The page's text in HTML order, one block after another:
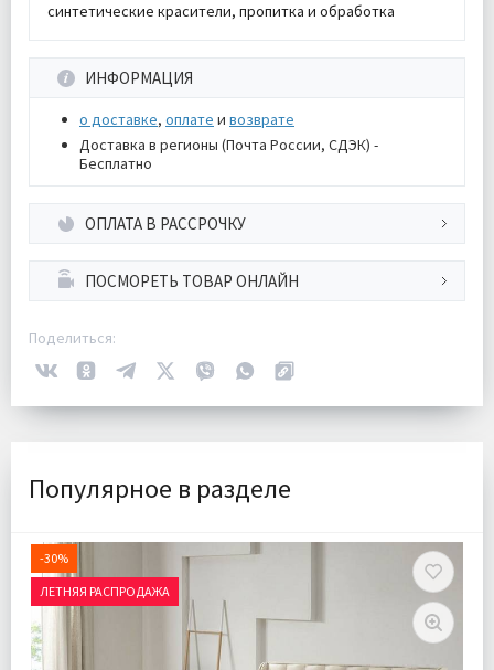
синтетические красители, пропитка и обработка
ИНФОРМАЦИЯ
о доставке, оплате и возврате
Доставка в регионы (Почта России, СДЭК) -
Бесплатно
ОПЛАТА В РАССРОЧКУ
ПОСМОРЕТЬ ТОВАР ОНЛАЙН
Поделиться:
Популярное в разделе
-30%
ЛЕТНЯЯ РАСПРОДАЖА